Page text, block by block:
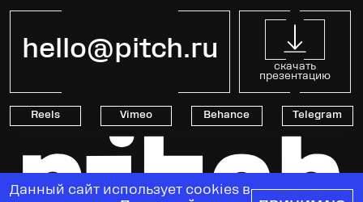
Данный сайт использует cookies в
hello@pitch.ru
скачать
презентацию
Reels Vimeo Behance Telegram